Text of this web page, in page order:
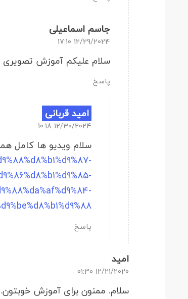
جاسم اسماعیلی
12/29/2024 17:10
سلام علیکم آموزش
پاسخ
امید قربانی
12/30/2024 10:18
سلام ویدیو ها کامل
پاسخ
امید
12/21/2020 01:30
سلام. ممنون برای آموزش